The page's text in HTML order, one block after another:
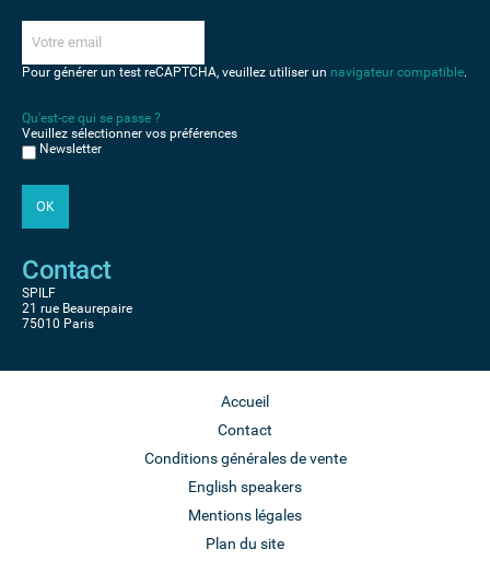
Pour générer un test reCAPTCHA, veuillez utiliser un navigateur compatible.
Qu'est-ce qui se passe ?
Veuillez sélectionner vos préférences
Newsletter
Contact
SPILF
21 rue Beaurepaire
75010 Paris
Accueil
Contact
Conditions générales de vente
English speakers
Mentions légales
Plan du site